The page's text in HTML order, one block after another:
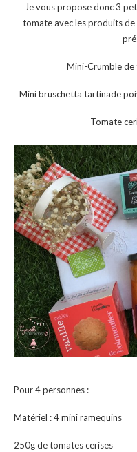
Je vous propose donc 3
tomate avec les produits de
Mini-Crumble de
Mini bruschetta tartinade
Tomate
Pour 4 personnes :
Matériel : 4 mini ramequins
250g de tomates cerises